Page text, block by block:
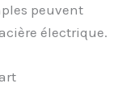
peuvent
électrique.